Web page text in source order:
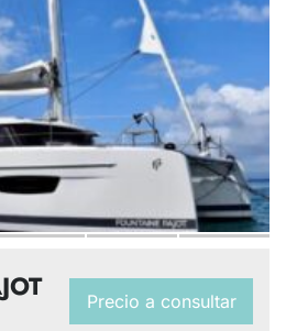
Precio a consultar